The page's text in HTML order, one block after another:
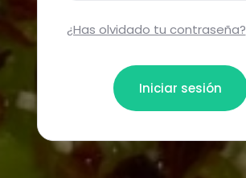
¿Has olvidado tu contraseña?
Iniciar sesión